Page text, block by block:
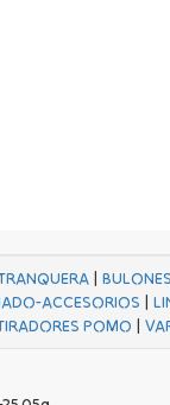
| BULONES
ACCESORIOS |
POMO |